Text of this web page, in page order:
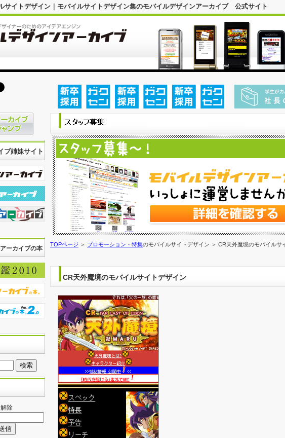
サイトデザイン｜モバイルサイトデザイン集のモバイルデザインアーカイブ 公式サイト
TOPページ ＞ プロモーション・特集のモバイルサイトデザイン ＞ CR天外魔境のモバイルサ
CR天外魔境のモバイルサイトデザイン
ブ姉妹サイト
ーカイブの本
解除